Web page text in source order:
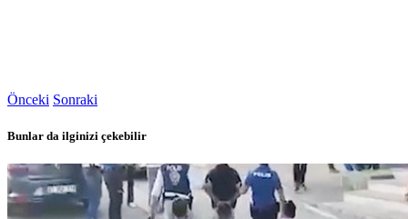
Önceki Sonraki
Bunlar da ilginizi çekebilir